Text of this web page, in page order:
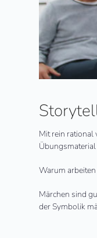
Mit rein rational
Übungsmaterial
Warum
Märchen sind
der Symbolik